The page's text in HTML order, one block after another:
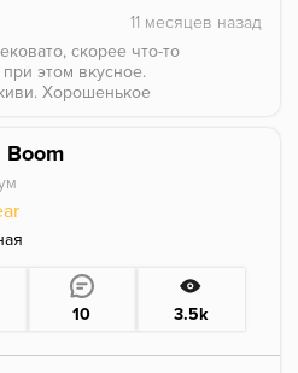
скорее что-то
этом вкусное.
Хорошенькое
Boom
10 3.5k